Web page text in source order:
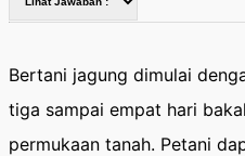
Bertani jagung dimulai
tiga sampai empat hari
permukaan tanah. Petani